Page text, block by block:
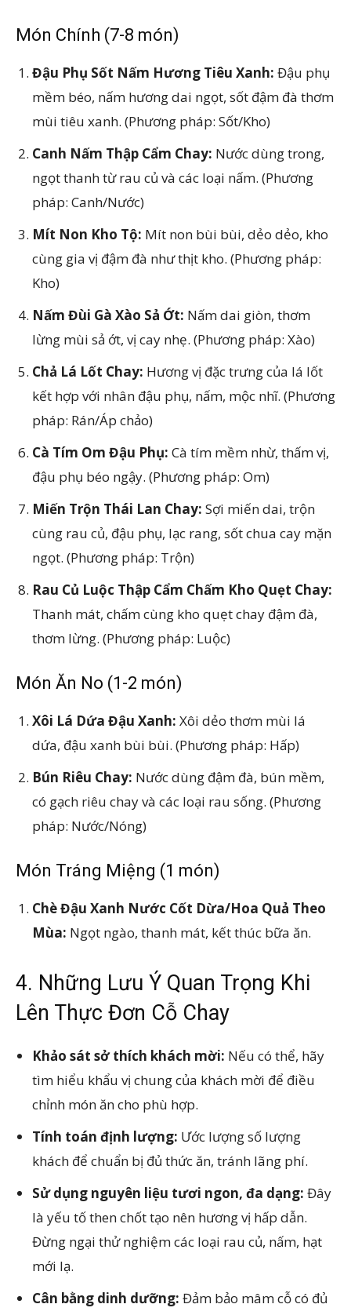
Món Chính (7-8 món)
Đậu Phụ Sốt Nấm Hương Tiêu Xanh: Đậu phụ
mềm béo, nấm hương dai ngọt, sốt đậm đà thơm
mùi tiêu xanh. (Phương pháp: Sốt/Kho)
Canh Nấm Thập Cẩm Chay: Nước dùng trong,
ngọt thanh từ rau củ và các loại nấm. (Phương
pháp: Canh/Nước)
Mít Non Kho Tộ: Mít non bùi bùi, dẻo dẻo, kho
cùng gia vị đậm đà như thịt kho. (Phương pháp:
Kho)
Nấm Đùi Gà Xào Sả Ớt: Nấm dai giòn, thơm
lừng mùi sả ớt, vị cay nhẹ. (Phương pháp: Xào)
Chả Lá Lốt Chay: Hương vị đặc trưng của lá lốt
kết hợp với nhân đậu phụ, nấm, mộc nhĩ. (Phương
pháp: Rán/Áp chảo)
Cà Tím Om Đậu Phụ: Cà tím mềm nhừ, thấm vị,
đậu phụ béo ngậy. (Phương pháp: Om)
Miến Trộn Thái Lan Chay: Sợi miến dai, trộn
cùng rau củ, đậu phụ, lạc rang, sốt chua cay mặn
ngọt. (Phương pháp: Trộn)
Rau Củ Luộc Thập Cẩm Chấm Kho Quẹt Chay:
Thanh mát, chấm cùng kho quẹt chay đậm đà,
thơm lừng. (Phương pháp: Luộc)
Món Ăn No (1-2 món)
Xôi Lá Dứa Đậu Xanh: Xôi dẻo thơm mùi lá
dứa, đậu xanh bùi bùi. (Phương pháp: Hấp)
Bún Riêu Chay: Nước dùng đậm đà, bún mềm,
có gạch riêu chay và các loại rau sống. (Phương
pháp: Nước/Nóng)
Món Tráng Miệng (1 món)
Chè Đậu Xanh Nước Cốt Dừa/Hoa Quả Theo
Mùa: Ngọt ngào, thanh mát, kết thúc bữa ăn.
4. Những Lưu Ý Quan Trọng Khi
Lên Thực Đơn Cỗ Chay
Khảo sát sở thích khách mời: Nếu có thể, hãy
tìm hiểu khẩu vị chung của khách mời để điều
chỉnh món ăn cho phù hợp.
Tính toán định lượng: Ước lượng số lượng
khách để chuẩn bị đủ thức ăn, tránh lãng phí.
Sử dụng nguyên liệu tươi ngon, đa dạng: Đây
là yếu tố then chốt tạo nên hương vị hấp dẫn.
Đừng ngại thử nghiệm các loại rau củ, nấm, hạt
mới lạ.
Cân bằng dinh dưỡng: Đảm bảo mâm cỗ có đủ